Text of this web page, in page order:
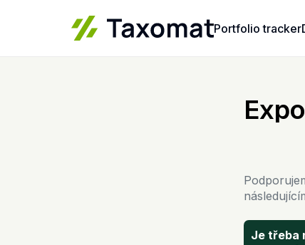
Je třeba
Portfolio tracker